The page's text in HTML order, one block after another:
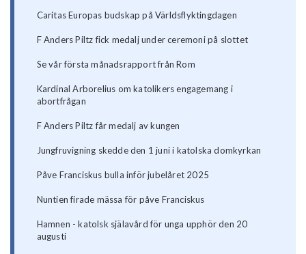
Caritas Europas budskap på Världsflyktingdagen
F Anders Piltz fick medalj under ceremoni på slottet
Se vår första månadsrapport från Rom
Kardinal Arborelius om katolikers engagemang i
abortfrågan
F Anders Piltz får medalj av kungen
Jungfruvigning skedde den 1 juni i katolska domkyrkan
Påve Franciskus bulla inför jubelåret 2025
Nuntien firade mässa för påve Franciskus
Hamnen - katolsk själavård för unga upphör den 20
augusti